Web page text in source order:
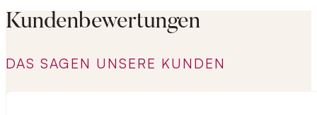
Kundenbewertungen
DAS SAGEN UNSERE KUNDEN